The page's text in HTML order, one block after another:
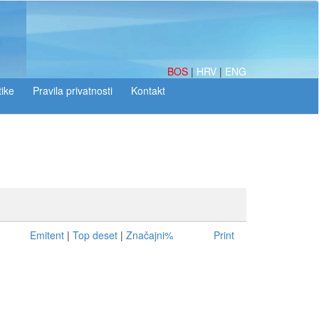
BOS | HRV | ENG
Emitent | Top deset | Značajni% Print